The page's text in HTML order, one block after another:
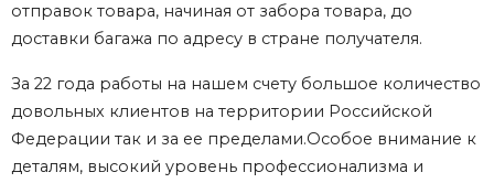
отправок товара, начиная от забора товара, до
доставки багажа по адресу в стране получателя.
За 22 года работы на нашем счету большое количество
довольных клиентов на территории Российской
Федерации так и за ее пределами.Особое внимание к
деталям, высокий уровень профессионализма и